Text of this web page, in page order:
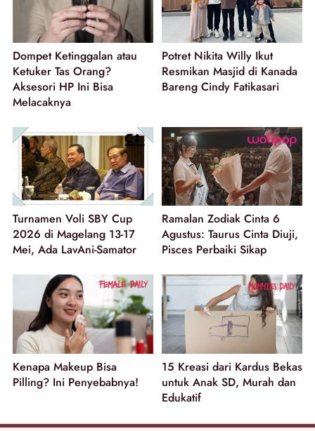
Dompet Ketinggalan atau
Ketuker Tas Orang?
Aksesori HP Ini Bisa
Melacaknya
Potret Nikita Willy Ikut
Resmikan Masjid di Kanada
Bareng Cindy Fatikasari
Turnamen Voli SBY Cup
2026 di Magelang 13-17
Mei, Ada LavAni-Samator
Ramalan Zodiak Cinta 6
Agustus: Taurus Cinta Diuji,
Pisces Perbaiki Sikap
Kenapa Makeup Bisa
Pilling? Ini Penyebabnya!
15 Kreasi dari Kardus Bekas
untuk Anak SD, Murah dan
Edukatif